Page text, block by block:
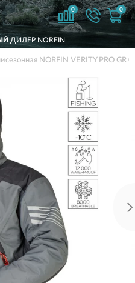
0 0
NORFIN
NORFIN VERITY PRO GR